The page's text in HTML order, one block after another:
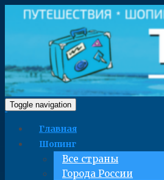
Toggle navigation
Главная
Шопинг
Все страны
Города России